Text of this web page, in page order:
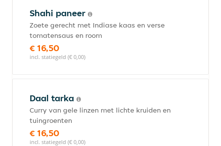
Shahi paneer
Zoete gerecht met Indiase kaas en verse
tomatensaus en room
€ 16,50
incl. statiegeld (€ 0,00)
Daal tarka
Curry van gele linzen met lichte kruiden en
tuingroenten
€ 16,50
incl. statiegeld (€ 0,00)